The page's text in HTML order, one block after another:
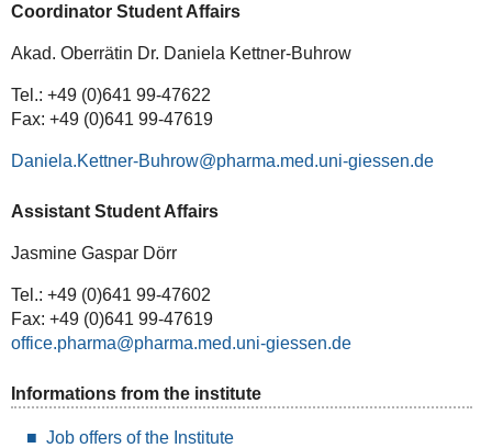
Coordinator Student Affairs
Akad. Oberrätin Dr. Daniela Kettner-Buhrow
Tel.: +49 (0)641 99-47622
Fax: +49 (0)641 99-47619
Daniela.Kettner-Buhrow
Assistant Student Affairs
Jasmine Gaspar Dörr
Tel.: +49 (0)641 99-47602
Fax: +49 (0)641 99-47619
office.pharma
Informations from the institute
Job offers of the Institute